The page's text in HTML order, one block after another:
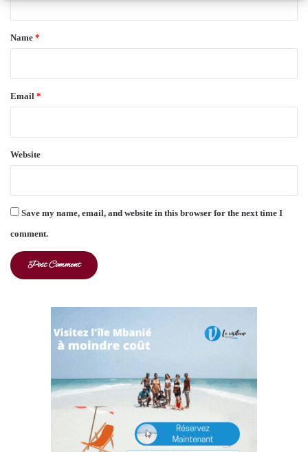
*
Name *
Email *
Website
Save my name, email, and website in this browser for the next time I
comment.